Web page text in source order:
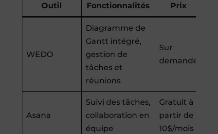
Outil Fonctionnalités Prix
WEDO
Diagramme de
Gantt intégré,
gestion de
tâches et
réunions
Sur
demande
Asana
Suivi des tâches,
collaboration en
équipe
Gratuit à
partir de
10$/mois